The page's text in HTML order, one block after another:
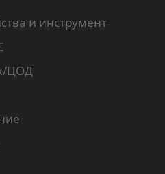
и инструмент
ЦОД